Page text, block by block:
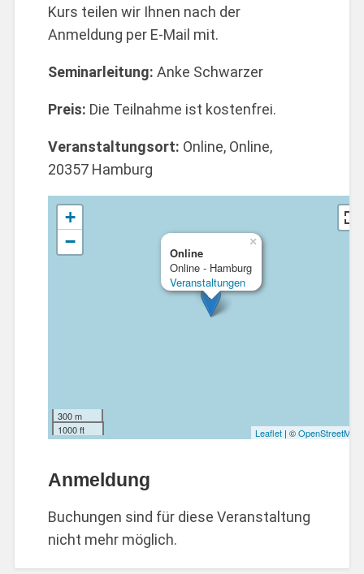
Kurs teilen wir Ihnen nach der
Anmeldung per E-Mail mit.
Seminarleitung:Anke Schwarzer
Preis: Die Teilnahme ist kostenfrei.
Veranstaltungsort: Online, Online,
20357 Hamburg
Online
Online - Hamburg
Veranstaltungen
×
+
−
300 m
1000 ft
Leaflet | ©OpenStreetMap
Anmeldung
Buchungen sind für diese Veranstaltung
nicht mehr möglich.